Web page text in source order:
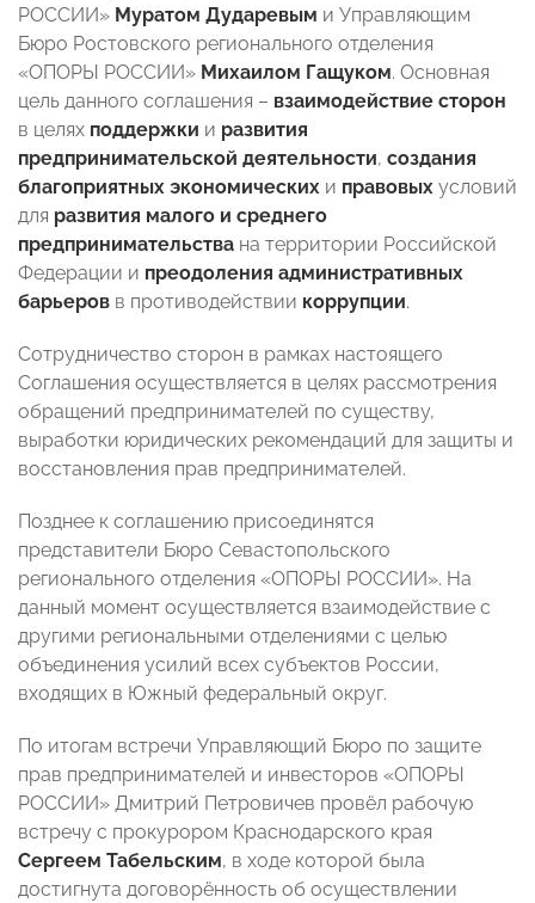
РОССИИ» Муратом Дударевым и Управляющим
Бюро Ростовского регионального отделения
«ОПОРЫ РОССИИ» Михаилом Гащуком. Основная
цель данного соглашения – взаимодействие сторон
в целях поддержки и развития
предпринимательской деятельности, создания
благоприятных экономических и правовых условий
для развития малого и среднего
предпринимательства на территории Российской
Федерации и преодоления административных
барьеров в противодействии коррупции.
Сотрудничество сторон в рамках настоящего
Соглашения осуществляется в целях рассмотрения
обращений предпринимателей по существу,
выработки юридических рекомендаций для защиты и
восстановления прав предпринимателей.
Позднее к соглашению присоединятся
представители Бюро Севастопольского
регионального отделения «ОПОРЫ РОССИИ». На
данный момент осуществляется взаимодействие с
другими региональными отделениями с целью
объединения усилий всех субъектов России,
входящих в Южный федеральный округ.
По итогам встречи Управляющий Бюро по защите
прав предпринимателей и инвесторов «ОПОРЫ
РОССИИ» Дмитрий Петровичев провёл рабочую
встречу с прокурором Краснодарского края
Сергеем Табельским, в ходе которой была
достигнута договорённость об осуществлении